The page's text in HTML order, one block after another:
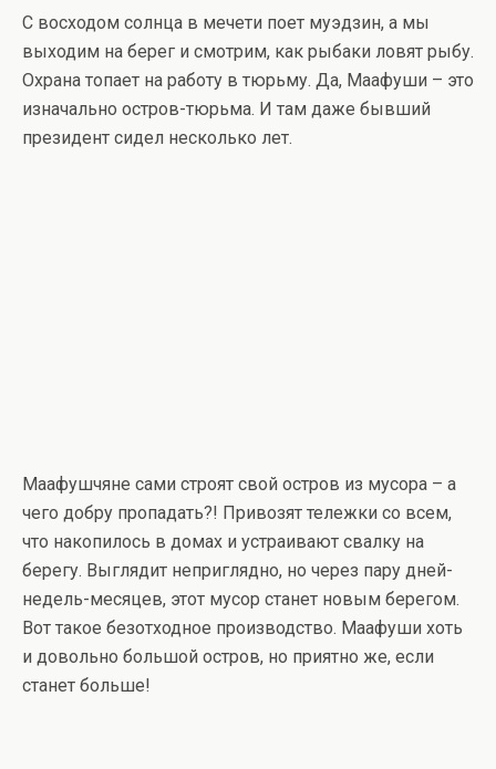
С восходом солнца в мечети поет муэдзин, а мы
выходим на берег и смотрим, как рыбаки ловят рыбу.
Охрана топает на работу в тюрьму. Да, Маафуши – это
изначально остров-тюрьма. И там даже бывший
президент сидел несколько лет.
Маафушчяне сами строят свой остров из мусора – а
чего добру пропадать?! Привозят тележки со всем,
что накопилось в домах и устраивают свалку на
берегу. Выглядит неприглядно, но через пару дней-
недель-месяцев, этот мусор станет новым берегом.
Вот такое безотходное производство. Маафуши хоть
и довольно большой остров, но приятно же, если
станет больше!